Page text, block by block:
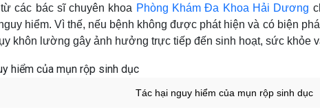
các bác sĩ chuyên khoa Phòng Khám Đa Khoa Hải Dương
hiểm. Vì thế, nếu bệnh không được phát hiện và có biện
khôn lường gây ảnh hưởng trực tiếp đến sinh hoạt, sức khỏe
Tác hại nguy hiểm của mụn rộp sinh dục